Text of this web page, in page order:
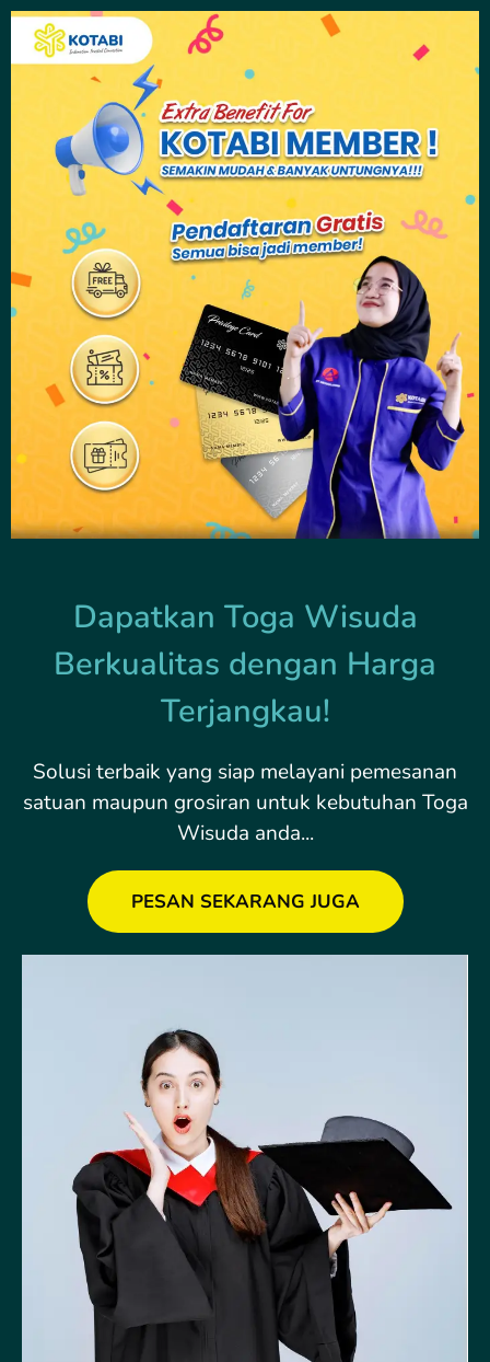
Dapatkan Toga Wisuda
Berkualitas dengan Harga
Terjangkau!
Solusi terbaik yang siap melayani pemesanan
satuan maupun grosiran untuk kebutuhan Toga
Wisuda anda...
PESAN SEKARANG JUGA